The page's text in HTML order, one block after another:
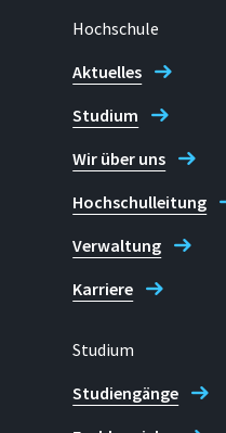
Hochschule
Aktuelles
Studium
Wir über uns
Hochschulleitung
Verwaltung
Karriere
Studium
Studiengänge